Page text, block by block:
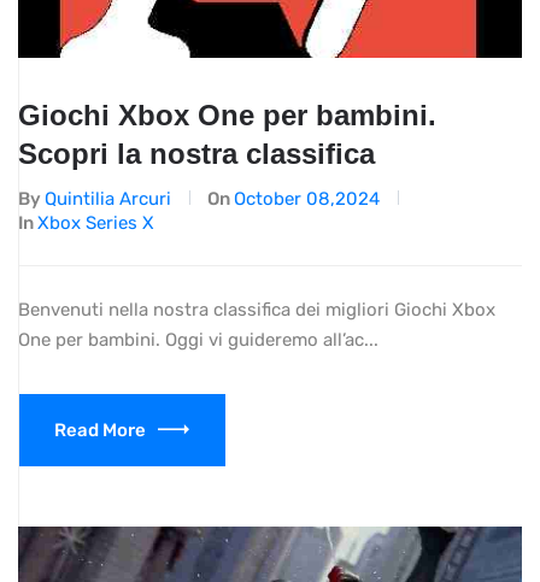
Giochi Xbox One per bambini.
Scopri la nostra classifica
By Quintilia Arcuri On October 08,2024
InXbox Series X
Benvenuti nella nostra classifica dei migliori Giochi Xbox
One per bambini. Oggi vi guideremo all’ac...
Read More